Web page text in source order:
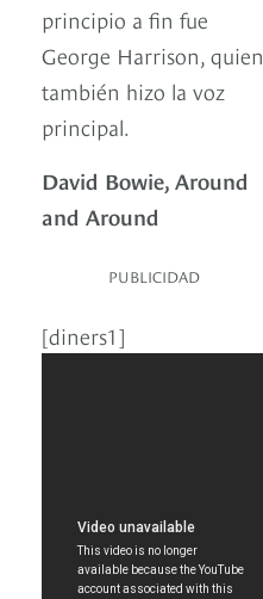
principio a fin fue
George Harrison, quien
también hizo la voz
principal.
David Bowie, Around
and Around
PUBLICIDAD
[diners1]